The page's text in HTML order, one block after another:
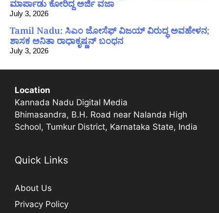
ಮಾರ್ಪಾಡು ಕೋರಿದ್ದ ಅರ್ಜಿ ವಜಾ
July 3, 2026
Tamil Nadu: ಸಿಎಂ ಜೋಸೆಫ್ ವಿಜಯ್ ವಿರುದ್ಧ ಅವಹೇಳನ;
ಶಾಸಕ ಅನಿತಾ ರಾಧಾಕೃಷ್ಣನ್ ಬಂಧನ
July 3, 2026
Location
Kannada Nadu Digital Media
Bhimasandra, B.H. Road near Nalanda High
School, Tumkur District, Karnataka State, India
Quick Links
About Us
Privacy Policy